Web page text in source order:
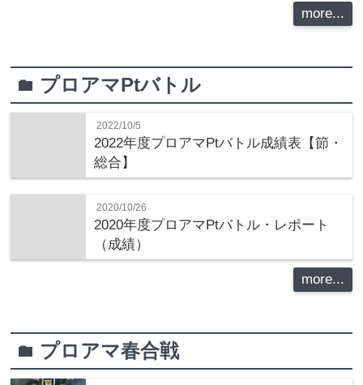
more...
folder プロアマPtバトル
2022/10/5
2022年度プロアマPtバトル成績表【節・
総合】
2020/10/26
2020年度プロアマPtバトル・レポート
（成績）
more...
folder プロアマ春合戦